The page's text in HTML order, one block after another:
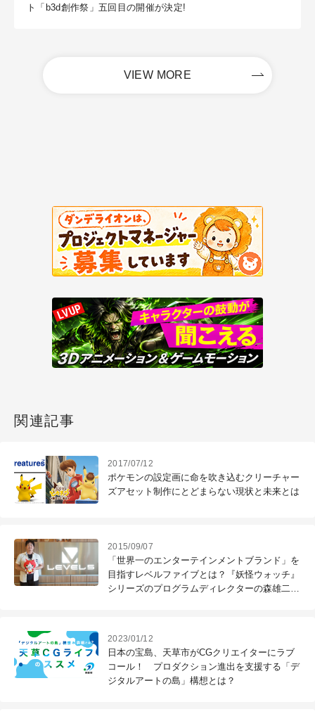
ト「b3d創作祭」五回目の開催が決定!
VIEW MORE
関連記事
2017/07/12
ポケモンの設定画に命を吹き込むクリーチャー
ズアセット制作にとどまらない現状と未来とは
2015/09/07
「世界一のエンターテインメントブランド」を
目指すレベルファイブとは？『妖怪ウォッチ』
シリーズのプログラムディレクターの森雄二氏
2023/01/12
日本の宝島、天草市がCGクリエイターにラブ
コール！ プロダクション進出を支援する「デ
ジタルアートの島」構想とは？